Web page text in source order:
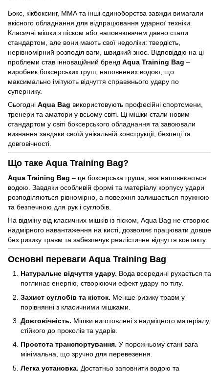
Бокс, кікбоксинг, ММА та інші єдиноборства завжди вимагали
якісного обладнання для відпрацювання ударної техніки.
Класичні мішки з піском або наповнювачем давно стали
стандартом, але вони мають свої недоліки: твердість,
нерівномірний розподіл ваги, швидкий знос. Відповіддю на ці
проблеми став інноваційний бренд Aqua Training Bag –
виробник боксерських груш, наповнених водою, що
максимально імітують відчуття справжнього удару по
супернику.
Сьогодні Aqua Bag використовують професійні спортсмени,
тренери та аматори у всьому світі. Ці мішки стали новим
стандартом у світі боксерського обладнання та завоювали
визнання завдяки своїй унікальній конструкції, безпеці та
довговічності.
Що таке Aqua Training Bag?
Aqua Training Bag – це боксерська груша, яка наповнюється
водою. Завдяки особливій формі та матеріалу корпусу удари
розподіляються рівномірно, а поверхня залишається пружною
та безпечною для рук і суглобів.
На відміну від класичних мішків із піском, Aqua Bag не створює
надмірного навантаження на кисті, дозволяє працювати довше
без ризику травм та забезпечує реалістичне відчуття контакту.
Основні переваги Aqua Training Bag
Натуральне відчуття удару. Вода всередині рухається та
поглинає енергію, створюючи ефект удару по тілу.
Захист суглобів та кісток. Менше ризику травм у
порівнянні з класичними мішками.
Довговічність. Мішки виготовлені з надміцного матеріалу,
стійкого до проколів та ударів.
Простота транспортування. У порожньому стані вага
мінімальна, що зручно для перевезення.
Легка установка. Достатньо заповнити водою та